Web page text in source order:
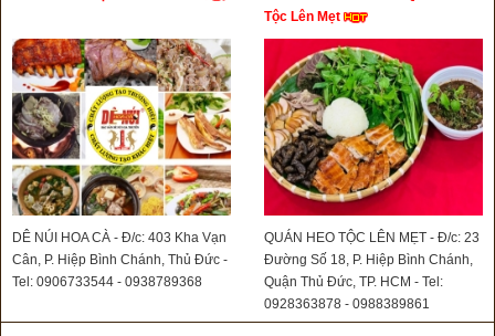
DÊ NÚI HOA CÀ - Đ/c: 403 Kha Vạn
Cân, P. Hiệp Bình Chánh, Thủ Đức -
Tel: 0906733544 - 0938789368
Tộc Lên Mẹt
QUÁN HEO TỘC LÊN MẸT - Đ/c: 23
Đường Số 18, P. Hiệp Bình Chánh,
Quận Thủ Đức, TP. HCM - Tel:
0928363878 - 0988389861